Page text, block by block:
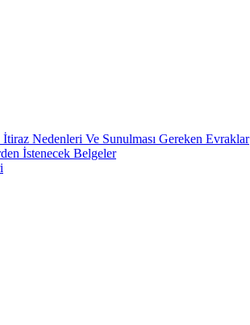
Nedenleri Ve Sunulması Gereken Evraklar
İstenecek Belgeler